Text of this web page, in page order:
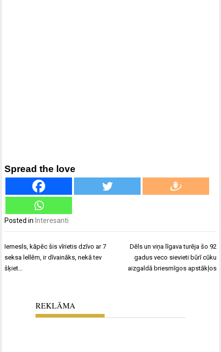
Spread the love
Posted in Interesanti
Ziņu
izvēlne
Iemesls, kāpēc šis vīrietis dzīvo ar 7
seksa lellēm, ir dīvaināks, nekā tev
šķiet…
Dēls un viņa līgava turēja šo 92
gadus veco sievieti būrī cūku
aizgaldā briesmīgos apstākļos
REKLĀMA